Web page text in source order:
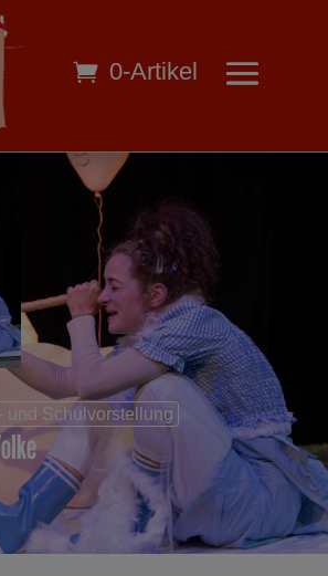
0-Artikel
und Schulvorstellung